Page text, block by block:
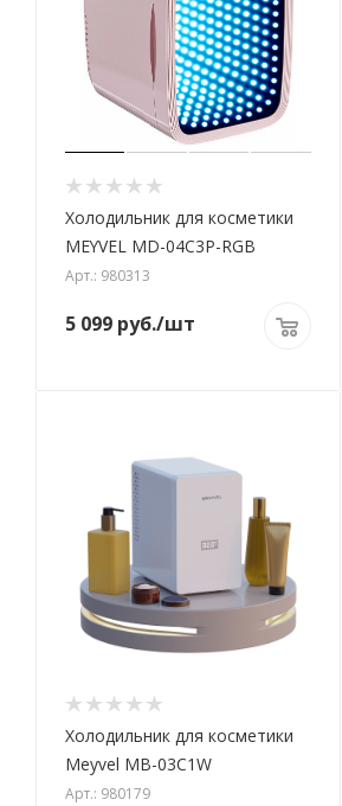
Холодильник для косметики
MEYVEL MD-04C3P-RGB
Арт.: 980313
5 099 руб./шт
Холодильник для косметики
Meyvel MB-03C1W
Арт.: 980179